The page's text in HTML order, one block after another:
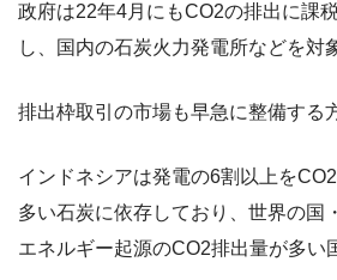
政府は22年4月にもCO2の排出に課
し、国内の石炭火力発電所などを対
排出枠取引の市場も早急に整備する
インドネシアは発電の6割以上を
多い石炭に依存しており、世界の国
エネルギー起源のCO2排出量が多い